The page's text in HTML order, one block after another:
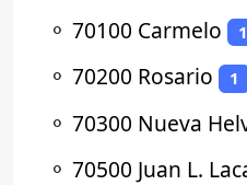
⚬ 70100 Carmelo
⚬ 70200 Rosario 1
⚬ 70300 Nueva
⚬ 70500 Juan L.